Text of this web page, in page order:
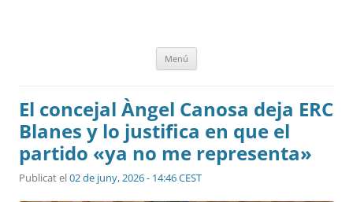
Menú
El concejal Àngel Canosa deja ERC
Blanes y lo justifica en que el
partido «ya no me representa»
Publicat el02 de juny, 2026 - 14:46 CEST